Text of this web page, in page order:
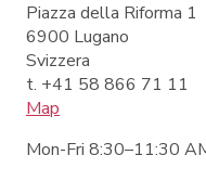
Piazza della Riforma 1
6900 Lugano
Svizzera
t. +41 58 866 71 11
Map
Mon-Fri 8:30–11:30